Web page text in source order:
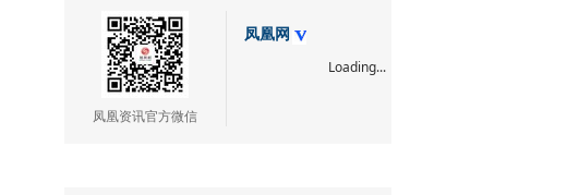
凤凰资讯官方微信
凤凰网
Loading...